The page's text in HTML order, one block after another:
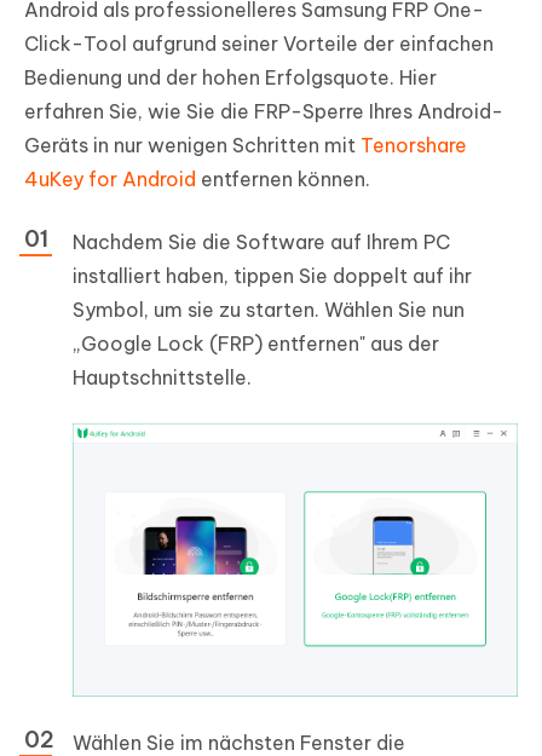
Android als professionelleres Samsung FRP One-
Click-Tool aufgrund seiner Vorteile der einfachen
Bedienung und der hohen Erfolgsquote. Hier
erfahren Sie, wie Sie die FRP-Sperre Ihres Android-
Geräts in nur wenigen Schritten mit Tenorshare
4uKey for Android entfernen können.
Nachdem Sie die Software auf Ihrem PC
installiert haben, tippen Sie doppelt auf ihr
Symbol, um sie zu starten. Wählen Sie nun
„Google Lock (FRP) entfernen" aus der
Hauptschnittstelle.
Wählen Sie im nächsten Fenster die